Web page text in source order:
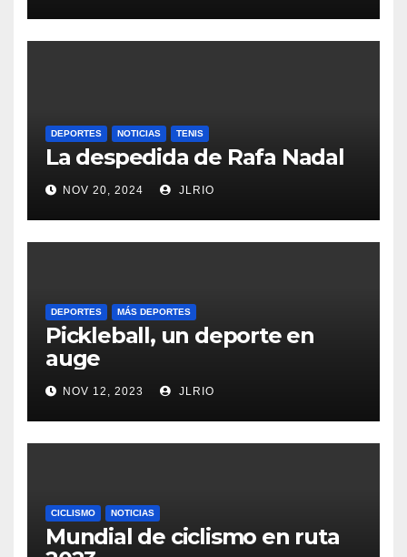
DEPORTES NOTICIAS TENIS
La despedida de Rafa Nadal
NOV 20, 2024 JLRIO
DEPORTES MÁS DEPORTES
Pickleball, un deporte en
auge
NOV 12, 2023 JLRIO
CICLISMO NOTICIAS
Mundial de ciclismo en ruta